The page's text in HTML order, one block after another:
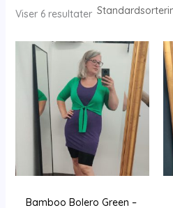
Viser 6 resultater
Bamboo Bolero Green –